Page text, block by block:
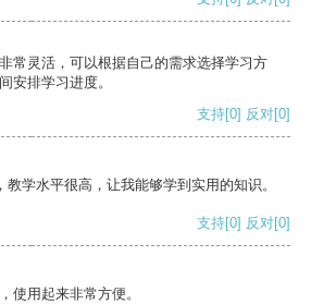
常灵活，可以根据自己的需求选择学习方
安排学习进度。
支持[0] 反对[0]
学水平很高，让我能够学到实用的知识。
支持[0] 反对[0]
使用起来非常方便。